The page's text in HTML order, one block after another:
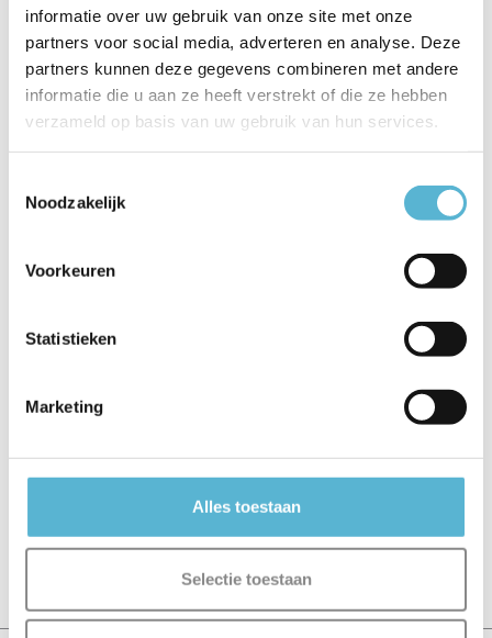
informatie over uw gebruik van onze site met onze
partners voor social media, adverteren en analyse. Deze
partners kunnen deze gegevens combineren met andere
informatie die u aan ze heeft verstrekt of die ze hebben
verzameld op basis van uw gebruik van hun services.
Noodzakelijk
Voorkeuren
Statistieken
Marketing
Alles toestaan
Selectie toestaan
Gerelateerde artikelen:
lamp - ...
€14,95
Schrijf je eigen review